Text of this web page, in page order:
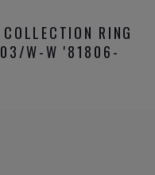
RING
W-W '81806-